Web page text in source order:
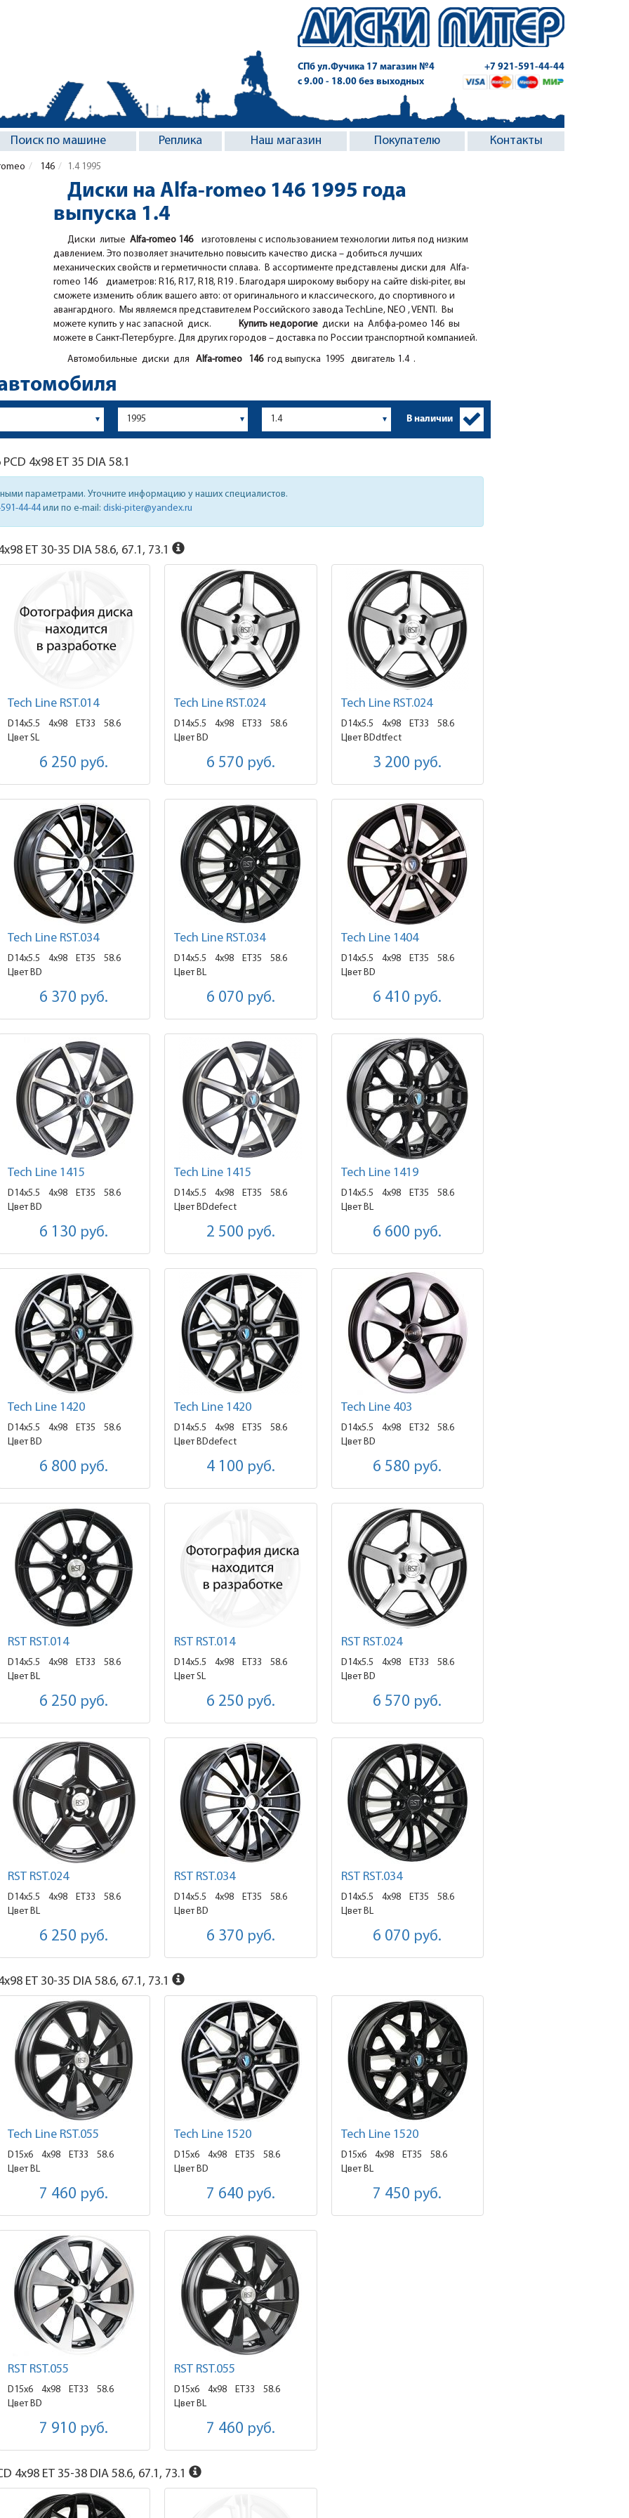
СПб ул.Фучика 17магазин №4
+7 921-591-44-44
с 9.00 - 18.00 без выходных
Поиск по машине Реплика Наш магазин Покупателю Контакты
146 1.4 1995
Диски на Alfa-romeo 146 1995 года
выпуска 1.4
Диски литые Alfa-romeo 146 изготовлены с использованием технологии литья под низким
давлением. Это позволяет значительно повысить качество диска – добиться лучших
механических свойств и герметичности сплава. В ассортименте представлены диски для Alfa-
romeo 146 диаметров: R16, R17, R18, R19 . Благодаря широкому выбору на сайте diski-piter, вы
сможете изменить облик вашего авто: от оригинального и классического, до спортивного и
авангардного. Мы являемся представителем Российского завода TechLine, NEO , VENTI. Вы
можете купить у нас запасной диск. Купить недорогие диски на Албфа-ромео 146 вы
можете в Санкт-Петербурге. Для других городов – доставка по России транспортной компанией.
Автомобильные диски для
Alfa-romeo 146год выпуска 1995 двигатель 1.4 .
В наличии
PCD 4x98 ET 35 DIA 58.1
параметрами. Уточните информацию у наших специалистов.
44-44или по e-mail: diski-piter@yandex.ru
ET 30-35 DIA 58.6, 67.1, 73.1
Tech Line RST.014
D14x5.5 4x98 ET33
58.6
Цвет SL
6 250 руб.
Tech Line RST.024
D14x5.5 4x98 ET33
58.6
Цвет BD
6 570 руб.
Tech Line RST.024
D14x5.5 4x98 ET33
58.6
Цвет BDdtfect
3 200 руб.
Tech Line RST.034
D14x5.5 4x98 ET35
58.6
Цвет BD
6 370 руб.
Tech Line RST.034
D14x5.5 4x98 ET35
58.6
Цвет BL
6 070 руб.
Tech Line 1404
D14x5.5 4x98 ET35
58.6
Цвет BD
6 410 руб.
Tech Line 1415
D14x5.5 4x98 ET35
58.6
Цвет BD
6 130 руб.
Tech Line 1415
D14x5.5 4x98 ET35
58.6
Цвет BDdefect
2 500 руб.
Tech Line 1419
D14x5.5 4x98 ET35
58.6
Цвет BL
6 600 руб.
Tech Line 1420
D14x5.5 4x98 ET35
58.6
Цвет BD
6 800 руб.
Tech Line 1420
D14x5.5 4x98 ET35
58.6
Цвет BDdefect
4 100 руб.
Tech Line 403
D14x5.5 4x98 ET32
58.6
Цвет BD
6 580 руб.
RST RST.014
D14x5.5 4x98 ET33
58.6
Цвет BL
6 250 руб.
RST RST.014
D14x5.5 4x98 ET33
58.6
Цвет SL
6 250 руб.
RST RST.024
D14x5.5 4x98 ET33
58.6
Цвет BD
6 570 руб.
RST RST.024
D14x5.5 4x98 ET33
58.6
Цвет BL
6 250 руб.
RST RST.034
D14x5.5 4x98 ET35
58.6
Цвет BD
6 370 руб.
RST RST.034
D14x5.5 4x98 ET35
58.6
Цвет BL
6 070 руб.
ET 30-35 DIA 58.6, 67.1, 73.1
Tech Line RST.055
D15x6 4x98 ET33
58.6
Цвет BL
7 460 руб.
Tech Line 1520
D15x6 4x98 ET35
58.6
Цвет BD
7 640 руб.
Tech Line 1520
D15x6 4x98 ET35
58.6
Цвет BL
7 450 руб.
RST RST.055
D15x6 4x98 ET33
58.6
Цвет BD
7 910 руб.
RST RST.055
D15x6 4x98 ET33
58.6
Цвет BL
7 460 руб.
4x98 ET 35-38 DIA 58.6, 67.1, 73.1